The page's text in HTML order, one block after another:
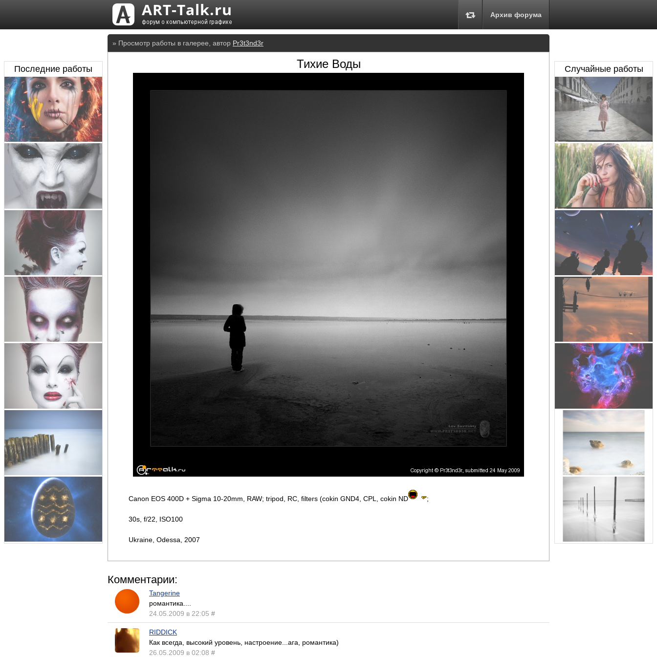
Архив форума
» Просмотр работы в галерее, автор Pr3t3nd3r
Тихие Воды
Canon EOS 400D + Sigma 10-20mm, RAW; tripod, RC, filters (cokin GND4, CPL, cokin ND ;
30s, f/22, ISO100
Ukraine, Odessa, 2007
Комментарии:
Tangerine
романтика....
24.05.2009 в 22:05 #
RIDDICK
Как всегда, высокий уровень, настроение...ага, романтика)
26.05.2009 в 02:08 #
Последние работы Случайные работы